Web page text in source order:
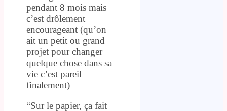
pendant 8 mois mais
c’est drôlement
encourageant (qu’on
ait un petit ou grand
projet pour changer
quelque chose dans sa
vie c’est pareil
finalement)
“Sur le papier, ça fait